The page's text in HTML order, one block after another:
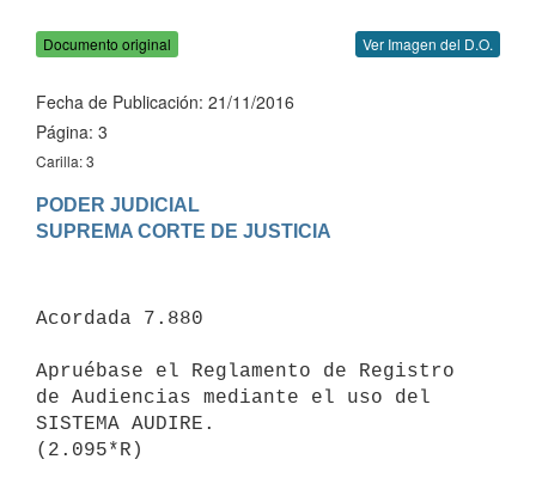
Documento original Ver Imagen del D.O.
Fecha de Publicación: 21/11/2016
Página: 3
Carilla: 3
PODER JUDICIAL
Acordada 7.880
Apruébase el Reglamento de Registro
de Audiencias mediante el uso del
SISTEMA AUDIRE.
(2.095*R)